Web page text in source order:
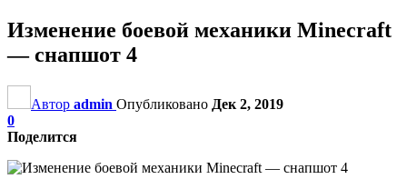
Изменение боевой механики Minecraft
— снапшот 4
Автор admin Опубликовано Дек 2, 2019
0
Поделится